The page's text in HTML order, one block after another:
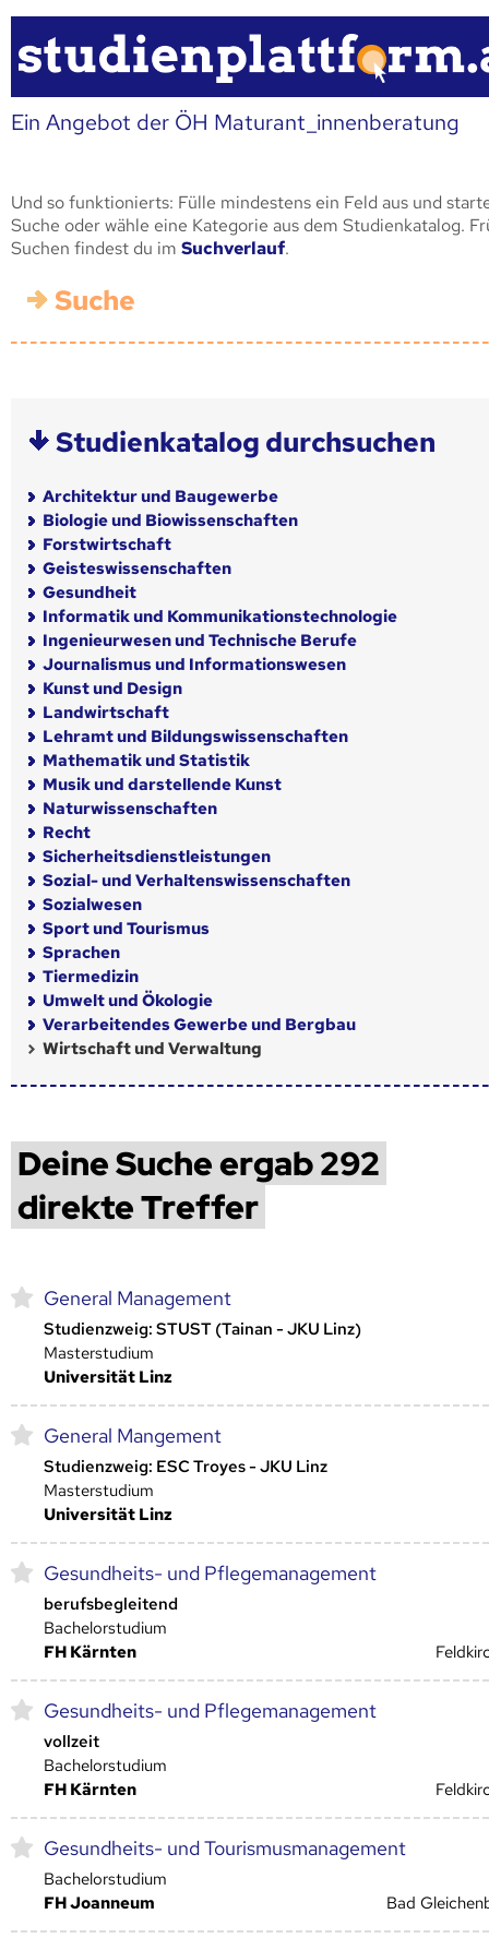
Ein Angebot der ÖH Maturant_innenberatung
Und so funktionierts: Fülle mindestens ein Feld aus und
Suche oder wähle eine Kategorie aus dem Studienkatalog.
Suchen findest du im Suchverlauf.
Suche
Studienkatalog durchsuchen
Architektur und Baugewerbe
Biologie und Biowissenschaften
Forstwirtschaft
Geisteswissenschaften
Gesundheit
Informatik und Kommunikationstechnologie
Ingenieurwesen und Technische Berufe
Journalismus und Informationswesen
Kunst und Design
Landwirtschaft
Lehramt und Bildungswissenschaften
Mathematik und Statistik
Musik und darstellende Kunst
Naturwissenschaften
Recht
Sicherheitsdienstleistungen
Sozial- und Verhaltenswissenschaften
Sozialwesen
Sport und Tourismus
Sprachen
Tiermedizin
Umwelt und Ökologie
Verarbeitendes Gewerbe und Bergbau
Wirtschaft und Verwaltung
Deine Suche ergab 292
direkte Treffer
General Management
Studienzweig: STUST (Tainan - JKU Linz)
Masterstudium
Universität Linz
General Mangement
Studienzweig: ESC Troyes - JKU Linz
Masterstudium
Universität Linz
Gesundheits- und Pflegemanagement
berufsbegleitend
Bachelorstudium
FH Kärnten
Gesundheits- und Pflegemanagement
vollzeit
Bachelorstudium
FH Kärnten
Gesundheits- und Tourismusmanagement
Bachelorstudium
FH Joanneum
Bad